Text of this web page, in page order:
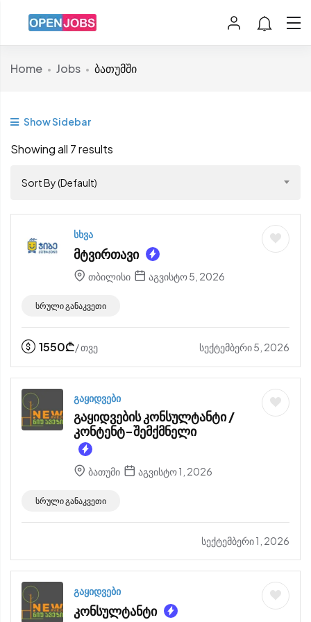
Home Jobs ბათუმში
Show Sidebar
Showing all 7 results
Sort By (Default)
სხვა
მტვირთავი
თბილისი აგვისტო 5, 2026
სრული განაკვეთი
1550₾/ თვე სექტემბერი 5, 2026
გაყიდვები
გაყიდვების კონსულტანტი /
კონტენტ-შემქმნელი
ბათუმი აგვისტო 1, 2026
სრული განაკვეთი
სექტემბერი 1, 2026
გაყიდვები
კონსულტანტი